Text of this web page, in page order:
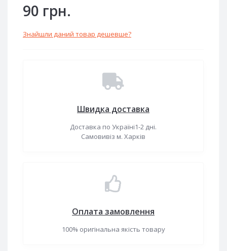
90 грн.
Знайшли даний товар дешевше?
Швидка доставка
Доставка по Україні1-2 дні.
Самовивіз м. Харків
Оплата замовлення
100% оригінальна якість товару